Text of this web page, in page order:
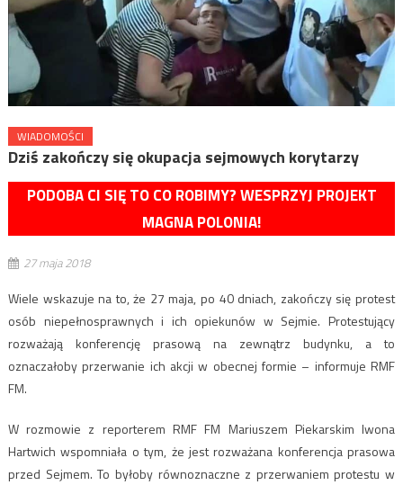
WIADOMOŚCI
Dziś zakończy się okupacja sejmowych korytarzy
PODOBA CI SIĘ TO CO ROBIMY? WESPRZYJ PROJEKT
MAGNA POLONIA!
27 maja 2018
Wiele wskazuje na to, że 27 maja, po 40 dniach, zakończy się protest
osób niepełnosprawnych i ich opiekunów w Sejmie. Protestujący
rozważają konferencję prasową na zewnątrz budynku, a to
oznaczałoby przerwanie ich akcji w obecnej formie – informuje RMF
FM.
W rozmowie z reporterem RMF FM Mariuszem Piekarskim Iwona
Hartwich wspomniała o tym, że jest rozważana konferencja prasowa
przed Sejmem. To byłoby równoznaczne z przerwaniem protestu w